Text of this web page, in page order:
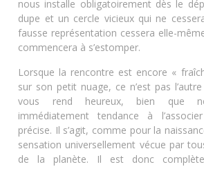
nous installe obligatoirement dès le
dupe et un cercle vicieux qui ne
fausse représentation cessera elle-
commencera à s’estomper.
Lorsque la rencontre est encore «
sur son petit nuage, ce n’est pas
vous rend heureux, bien que
immédiatement tendance à
précise. Il s’agit, comme pour la
sensation universellement vécue par
de la planète. Il est donc